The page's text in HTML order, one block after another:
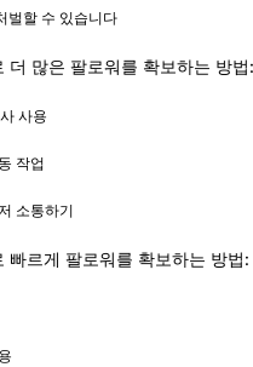
벌할 수 있습니다
더 많은 팔로워를 확보하는 방
사용
작업
소통하기
빠르게 팔로워를 확보하는 방법